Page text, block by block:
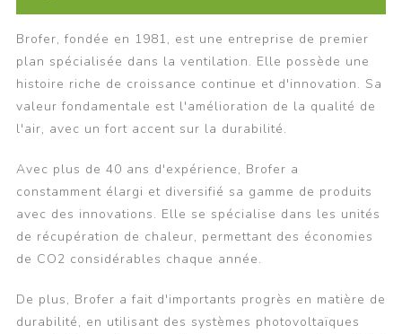
Brofer, fondée en 1981, est une entreprise de premier
plan spécialisée dans la ventilation. Elle possède une
histoire riche de croissance continue et d'innovation. Sa
valeur fondamentale est l'amélioration de la qualité de
l'air, avec un fort accent sur la durabilité.
Avec plus de 40 ans d'expérience, Brofer a
constamment élargi et diversifié sa gamme de produits
avec des innovations. Elle se spécialise dans les unités
de récupération de chaleur, permettant des économies
de CO2 considérables chaque année.
De plus, Brofer a fait d'importants progrès en matière de
durabilité, en utilisant des systèmes photovoltaïques